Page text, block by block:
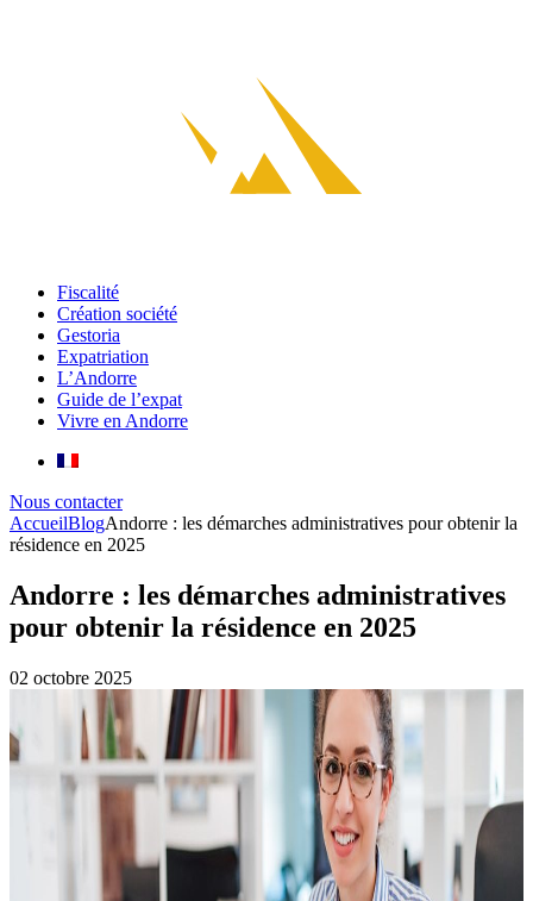
Fiscalité
Création société
Gestoria
Expatriation
L’Andorre
Guide de l’expat
Vivre en Andorre
Nous contacter
AccueilBlogAndorre : les démarches administratives pour obtenir la
résidence en 2025
Andorre : les démarches administratives
pour obtenir la résidence en 2025
02 octobre 2025